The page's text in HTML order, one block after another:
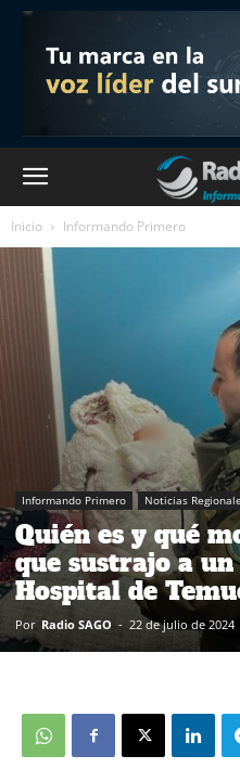
Inicio Informando Primero
Informando Primero Noticias
Quién es y qué
que sustrajo a
Hospital de
Por Radio SAGO - 22 de julio de 2024